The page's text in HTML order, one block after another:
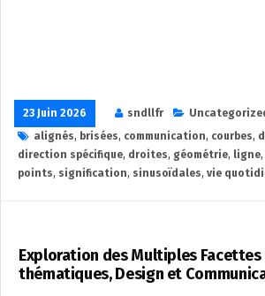
23 Juin 2026 sndllfr
alignés, brisées, communication, courbes,
direction spécifique, droites, géométrie, ligne,
points, signification, sinusoïdales, vie
Exploration des Multiples Facettes
thématiques, Design et